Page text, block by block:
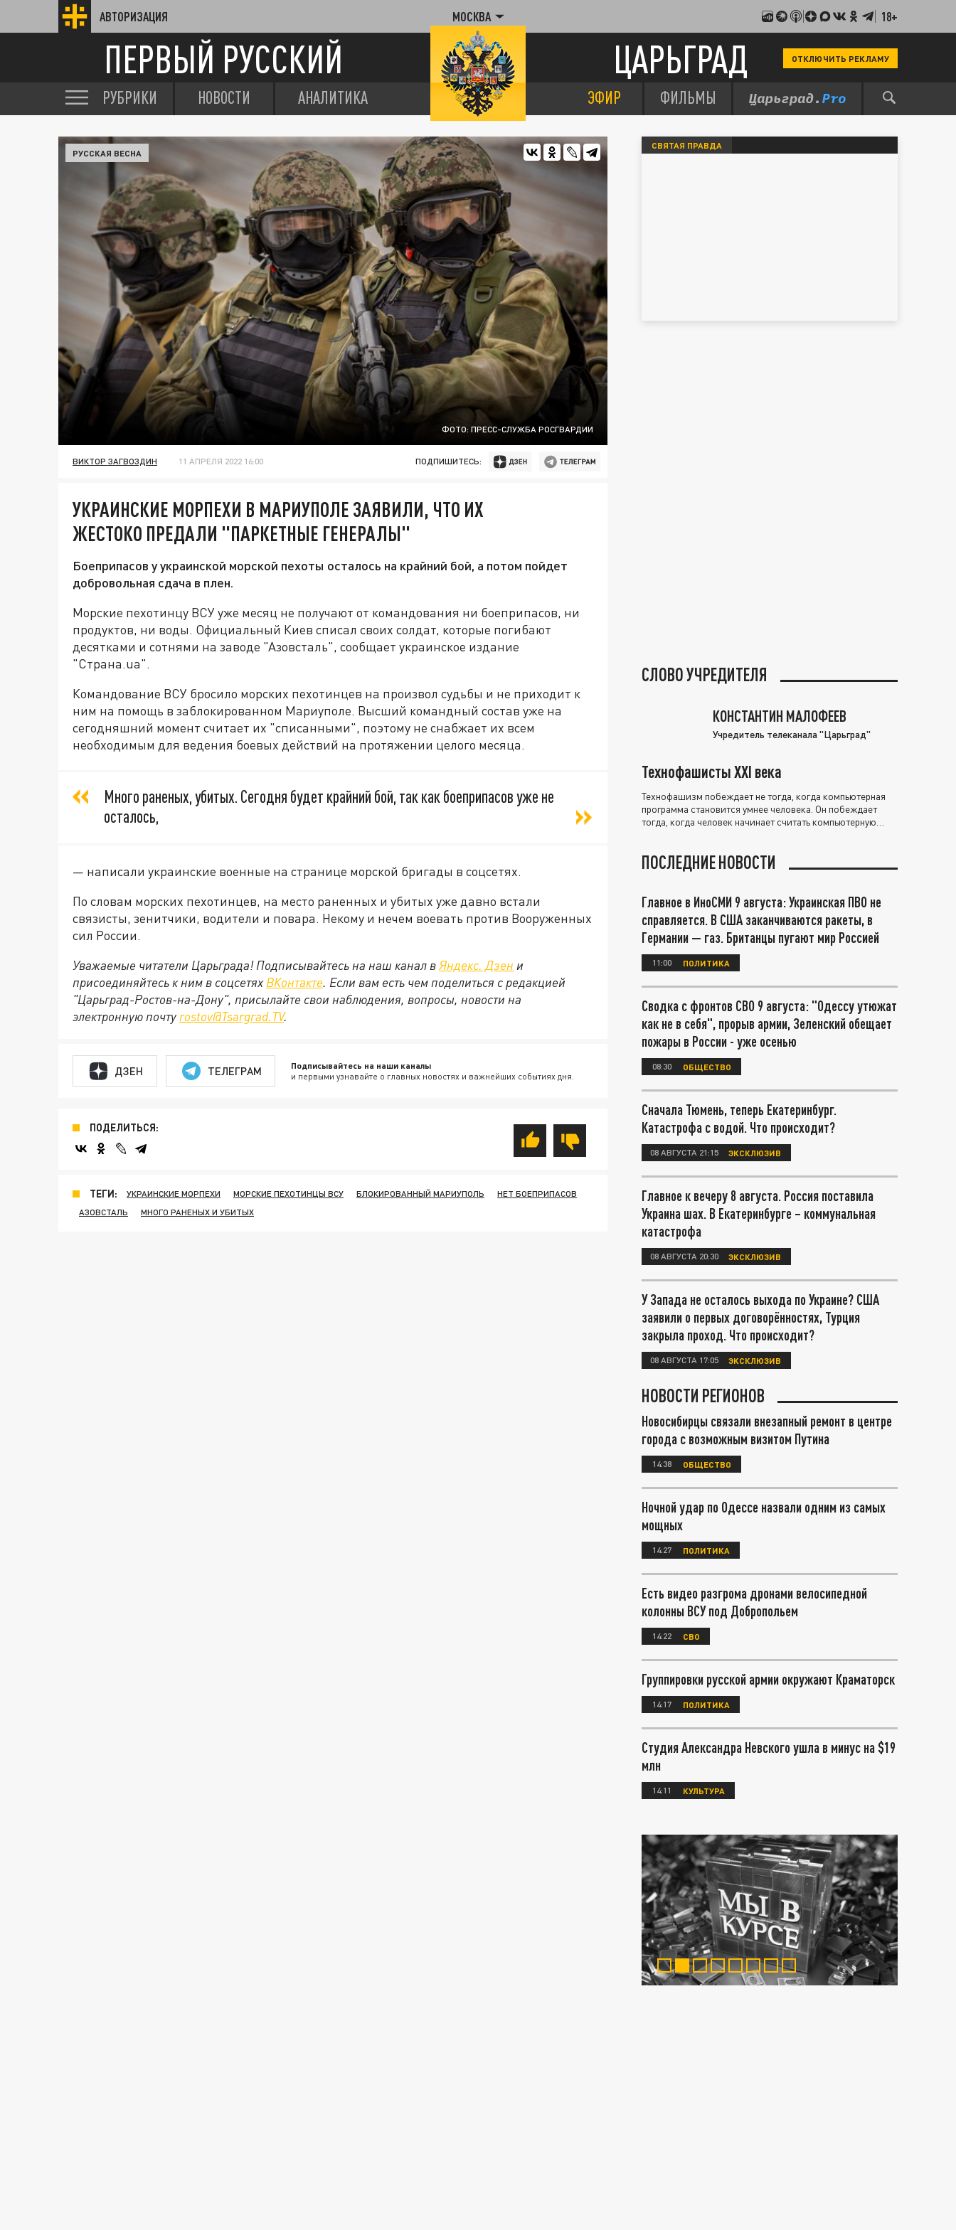
АВТОРИЗАЦИЯ МОСКВА 18+
ПЕРВЫЙ РУССКИЙ ЦАРЬГРАД ОТКЛЮЧИТЬ РЕКЛАМУ
РУБРИКИ НОВОСТИ АНАЛИТИКА ЭФИР ФИЛЬМЫ
ФОТО: ПРЕСС-СЛУЖБА РОСГВАРДИИ
РУССКАЯ ВЕСНА
ВИКТОР ЗАГВОЗДИН 11 АПРЕЛЯ 2022 16:00 ПОДПИШИТЕСЬ:
УКРАИНСКИЕ МОРПЕХИ В МАРИУПОЛЕ ЗАЯВИЛИ, ЧТО ИХ
ЖЕСТОКО ПРЕДАЛИ "ПАРКЕТНЫЕ ГЕНЕРАЛЫ"
Боеприпасов у украинской морской пехоты осталось на крайний бой, а потом пойдет
добровольная сдача в плен.
Морские пехотинцу ВСУ уже месяц не получают от командования ни боеприпасов, ни
продуктов, ни воды. Официальный Киев списал своих солдат, которые погибают
десятками и сотнями на заводе "Азовсталь", сообщает украинское издание
"Страна.ua".
Командование ВСУ бросило морских пехотинцев на произвол судьбы и не приходит к
ним на помощь в заблокированном Мариуполе. Высший командный состав уже на
сегодняшний момент считает их "списанными", поэтому не снабжает их всем
необходимым для ведения боевых действий на протяжении целого месяца.
Много раненых, убитых. Сегодня будет крайний бой, так как боеприпасов уже не
осталось,
— написали украинские военные на странице морской бригады в соцсетях.
По словам морских пехотинцев, на место раненных и убитых уже давно встали
связисты, зенитчики, водители и повара. Некому и нечем воевать против Вооруженных
сил России.
Уважаемые читатели Царьграда! Подписывайтесь на наш канал вЯндекс. Дзен и
присоединяйтесь к ним в соцсетях ВКонтакте. Если вам есть чем поделиться с редакцией
"Царьград-Ростов-на-Дону", присылайте свои наблюдения, вопросы, новости на
электронную почту rostov@Tsargrad.ТV.
ДЗЕН ТЕЛЕГРАМ Подписывайтесь на наши каналы
и первыми узнавайте о главных новостях и важнейших событиях дня.
ПОДЕЛИТЬСЯ:
ТЕГИ: УКРАИНСКИЕ МОРПЕХИ МОРСКИЕ ПЕХОТИНЦЫ ВСУ БЛОКИРОВАННЫЙ МАРИУПОЛЬ
НЕТ БОЕПРИПАСОВ
АЗОВСТАЛЬ
МНОГО РАНЕНЫХ И УБИТЫХ
СВЯТАЯ ПРАВДА
СЛОВО УЧРЕДИТЕЛЯ
КОНСТАНТИН МАЛОФЕЕВ
Учредитель телеканала "Царьград"
Технофашисты XXI века
Технофашизм побеждает не тогда, когда компьютерная
программа становится умнее человека. Он побеждает
тогда, когда человек начинает считать компьютерную
ПОСЛЕДНИЕ НОВОСТИ
Главное в ИноСМИ 9 августа: Украинская ПВО не
справляется. В США заканчиваются ракеты, в
Германии — газ. Британцы пугают мир Россией
11:00 ПОЛИТИКА
Сводка с фронтов СВО 9 августа: "Одессу утюжат
как не в себя", прорыв армии, Зеленский обещает
пожары в России - уже осенью
08:30 ОБЩЕСТВО
Сначала Тюмень, теперь Екатеринбург.
Катастрофа с водой. Что происходит?
08 АВГУСТА 21:15 ЭКСКЛЮЗИВ
Главное к вечеру 8 августа. Россия поставила
Украина шах. В Екатеринбурге – коммунальная
катастрофа
08 АВГУСТА 20:30 ЭКСКЛЮЗИВ
У Запада не осталось выхода по Украине? США
заявили о первых договорённостях, Турция
закрыла проход. Что происходит?
08 АВГУСТА 17:05 ЭКСКЛЮЗИВ
НОВОСТИ РЕГИОНОВ
Новосибирцы связали внезапный ремонт в центре
города с возможным визитом Путина
14:38 ОБЩЕСТВО
Ночной удар по Одессе назвали одним из самых
мощных
14:27 ПОЛИТИКА
Есть видео разгрома дронами велосипедной
колонны ВСУ под Добропольем
14:22 СВО
Группировки русской армии окружают Краматорск
14:17 ПОЛИТИКА
Студия Александра Невского ушла в минус на $19
млн
14:11 КУЛЬТУРА